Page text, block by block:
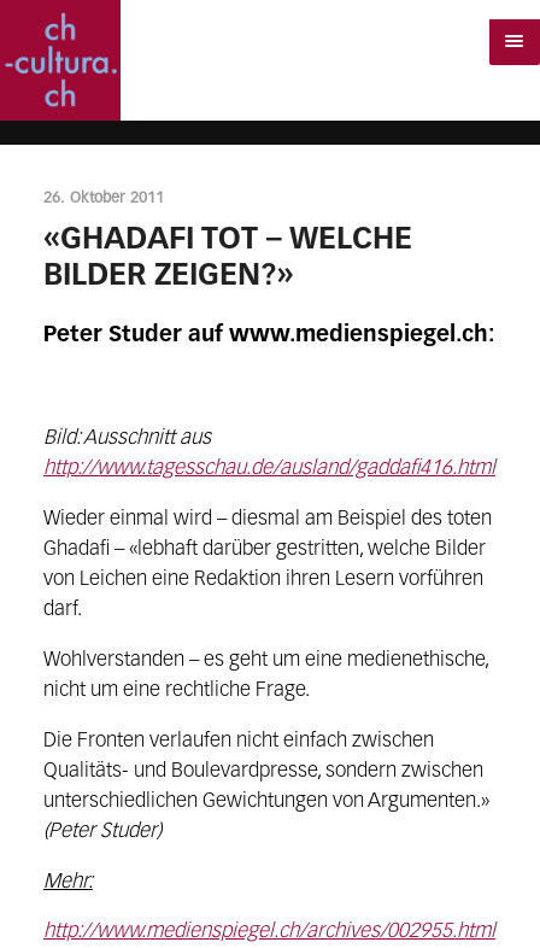
26. Oktober 2011
«GHADAFI TOT – WELCHE
BILDER ZEIGEN?»
Peter Studer auf www.medienspiegel.ch:
Bild: Ausschnitt aus
http://www.tagesschau.de/ausland/gaddafi416.html
Wieder einmal wird – diesmal am Beispiel des toten
Ghadafi – «lebhaft darüber gestritten, welche Bilder
von Leichen eine Redaktion ihren Lesern vorführen
darf.
Wohlverstanden – es geht um eine medienethische,
nicht um eine rechtliche Frage.
Die Fronten verlaufen nicht einfach zwischen
Qualitäts- und Boulevardpresse, sondern zwischen
unterschiedlichen Gewichtungen von Argumenten.»
(Peter Studer)
Mehr:
http://www.medienspiegel.ch/archives/002955.html